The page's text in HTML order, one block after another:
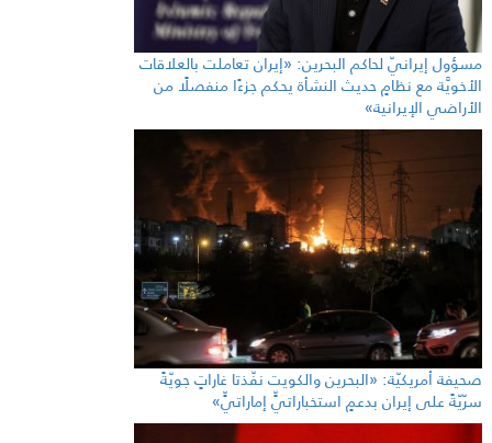
مسؤول إيرانيّ لحاكم البحرين: «إيران تعاملت بالعلاقات
الأخويَّة مع نظامٍ حديث النشأة يحكم جزءًا منفصلًا من
الأراضي الإيرانية»
صحيفة أمريكيّة: «البحرين والكويت نفّذتا غاراتٍ جويّةً
سرّيّةً على إيران بدعمٍ استخباراتيٍّ إماراتيٍّ»